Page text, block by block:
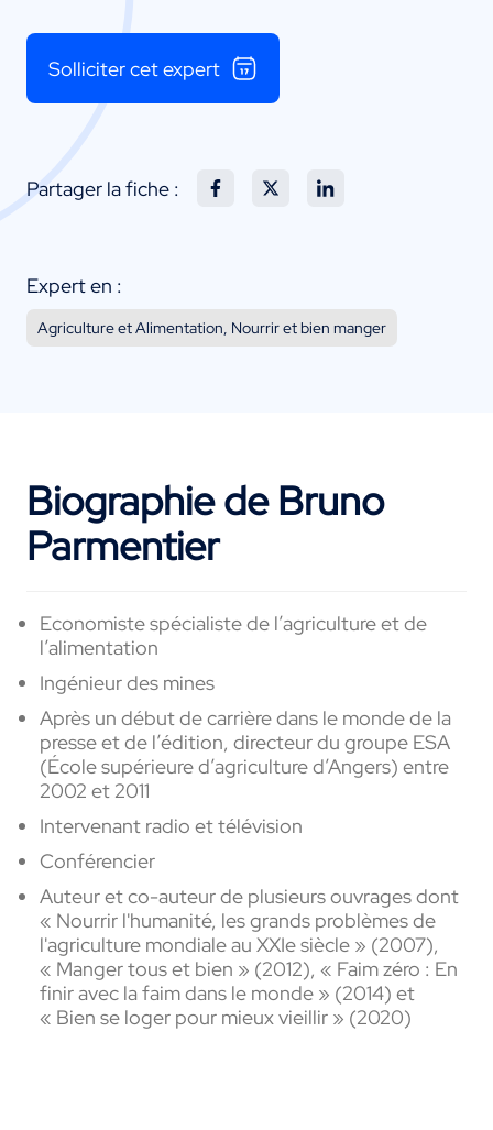
Solliciter cet expert
Partager la fiche :
Expert en :
Agriculture et Alimentation, Nourrir et bien manger
Biographie de Bruno
Parmentier
Economiste spécialiste de l’agriculture et de
l’alimentation
Ingénieur des mines
Après un début de carrière dans le monde de la
presse et de l’édition, directeur du groupe ESA
(École supérieure d’agriculture d’Angers) entre
2002 et 2011
Intervenant radio et télévision
Conférencier
Auteur et co-auteur de plusieurs ouvrages dont
« Nourrir l'humanité, les grands problèmes de
l'agriculture mondiale au XXIe siècle » (2007),
« Manger tous et bien » (2012), « Faim zéro : En
finir avec la faim dans le monde » (2014) et
« Bien se loger pour mieux vieillir » (2020)